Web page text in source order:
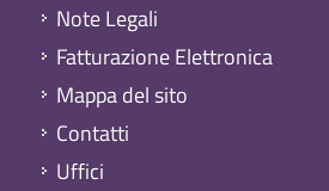
Note Legali
Fatturazione Elettronica
Mappa del sito
Contatti
Uffici